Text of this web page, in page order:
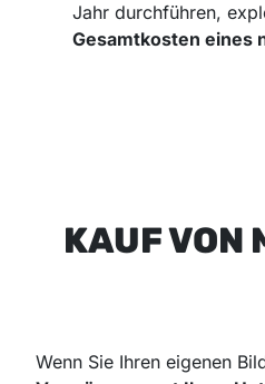
Jahr durchführen,
Gesamtkosten eines
KAUF VON
Wenn Sie Ihren eigenen